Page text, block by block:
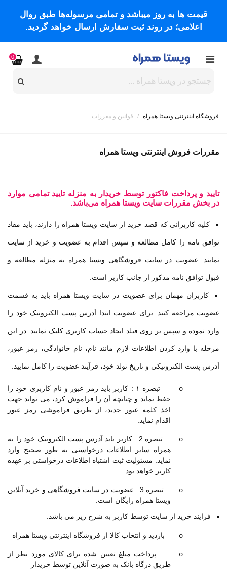
قیمت ها به روز میباشد و تمامی مرسوله‌ها طبق روال
اعلامی؛ در روند ثبت سفارش ارسال خواهد گردید.
0
فروشگاه اینترنتی ویستا همراه / قوانین و مقررات
مقررات فروش اینترنتی ویستا همراه
تایید و پرداخت فاكتور توسط خریدار به منزله تایید تمامی موارد
در بخش مقررات سایت ویستا همراه می‌باشد.
کلیه کاربرانی که قصد خرید از سایت ویستا همراه را دارند، باید مفاد
توافق نامه را کامل مطالعه و سپس اقدام به عضویت و خرید از سایت
نمایند. عضویت در سایت فروشگاهی ویستا همراه به منزله مطالعه و
قبول توافق نامه مذکور از جانب کاربر است
کاربران مهمان برای عضویت در سایت ویستا همراه باید به قسمت
عضویت مراجعه کنند. برای عضویت ابتدا آدرس پست الکترونیک خود را
وارد نموده و سپس بر روی فیلد ایجاد حساب کاربری کلیک نمایید. در این
مرحله با وارد کردن اطلاعات لازم مانند نام، نام خانوادگی، رمز عبور،
آدرس پست الکترونیکی و تاریخ تولد خود، فرآیند عضویت را کامل نمایید.
o تبصره ۱ :
کاربر باید رمز عبور و نام کاربری خود را
حفظ نماید و چنانچه آن را فراموش کرد، می تواند جهت
اخذ کلمه عبور جدید، از طریق فراموشی رمز عبور
اقدام نماید.
o
تبصره 2 : کاربر باید آدرس پست الکترونیک خود را به
همراه سایر اطلاعات درخواستی به طور صحیح وارد
نماید. مسئولیت ثبت اشتباه اطلاعات درخواستی بر عهده
کاربر خواهد بود.
o
تبصره 3 : عضویت در سایت فروشگاهی و خرید آنلاین
ویستا همراه رایگان است.
فرایند خرید از سایت توسط کاربر به شرح زیر می باشد.
o بازدید و انتخاب کالا از فروشگاه اینترنتی ویستا همراه
o
پرداخت مبلغ تعیین شده برای کالای مورد نظر از
طریق درگاه بانک به صورت آنلاین توسط خریدار